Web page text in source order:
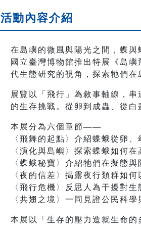
活動內容介紹
在島嶼的微風與陽光之間，蝶與
國立臺灣博物館推出特展《島
代生態研究的視角，探索牠們在
展覽以「飛行」為敘事軸線，
的生存挑戰。從卵到成蟲、從
本展分為六個章節——
〈飛舞的起點〉介紹蝶蛾從卵
〈演化與島嶼〉探索蝶蛾如何
〈蝶蛾秘寶〉介紹牠們在擬態與
〈夜的信差〉揭露夜行類群如
〈飛行危機〉反思人為干擾對生
〈共翅之境〉一同見證公民科
本展以「生存的壓力造就生命的